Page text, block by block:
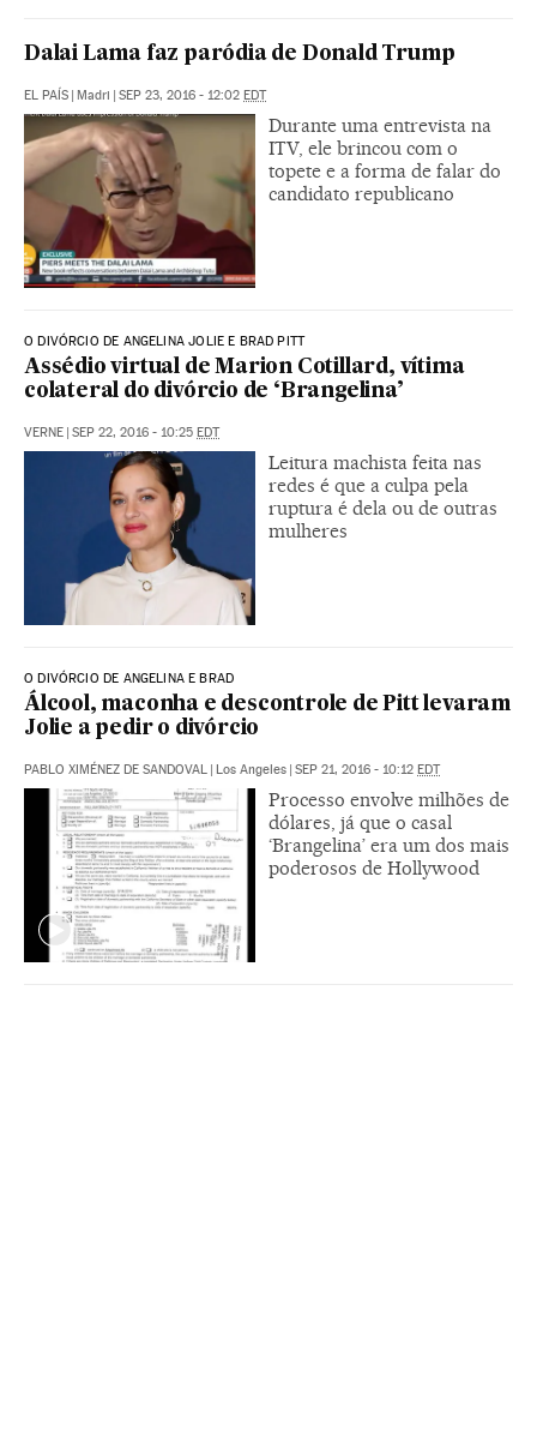
Dalai Lama faz paródia de Donald Trump
EL PAÍS | Madri | SEP 23, 2016 - 12:02 EDT
Durante uma entrevista na
ITV, ele brincou com o
topete e a forma de falar do
candidato republicano
O DIVÓRCIO DE ANGELINA JOLIE E BRAD PITT
Assédio virtual de Marion Cotillard, vítima
colateral do divórcio de ‘Brangelina’
VERNE | SEP 22, 2016 - 10:25 EDT
Leitura machista feita nas
redes é que a culpa pela
ruptura é dela ou de outras
mulheres
O DIVÓRCIO DE ANGELINA E BRAD
Álcool, maconha e descontrole de Pitt levaram
Jolie a pedir o divórcio
PABLO XIMÉNEZ DE SANDOVAL | Los Angeles | SEP 21, 2016 - 10:12 EDT
Processo envolve milhões de
dólares, já que o casal
‘Brangelina’ era um dos mais
poderosos de Hollywood